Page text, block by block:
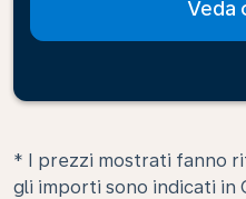
Veda
* I prezzi mostrati fanno
gli importi sono indicati in